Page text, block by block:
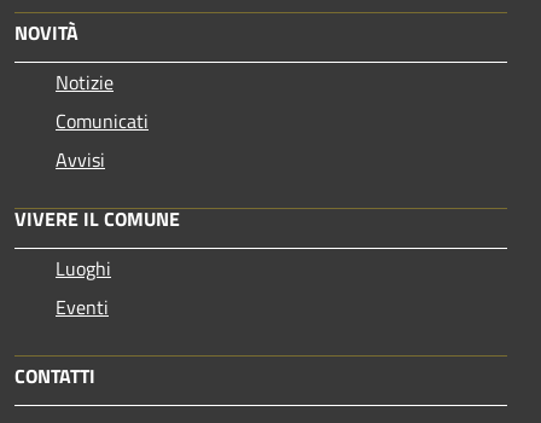
NOVITÀ
Notizie
Comunicati
Avvisi
VIVERE IL COMUNE
Luoghi
Eventi
CONTATTI